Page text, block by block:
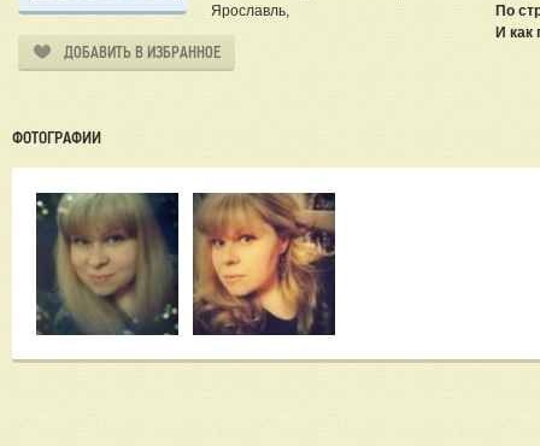
Ярославль,
ДОБАВИТЬ В ИЗБРАННОЕ
По
И как
ФОТОГРАФИИ